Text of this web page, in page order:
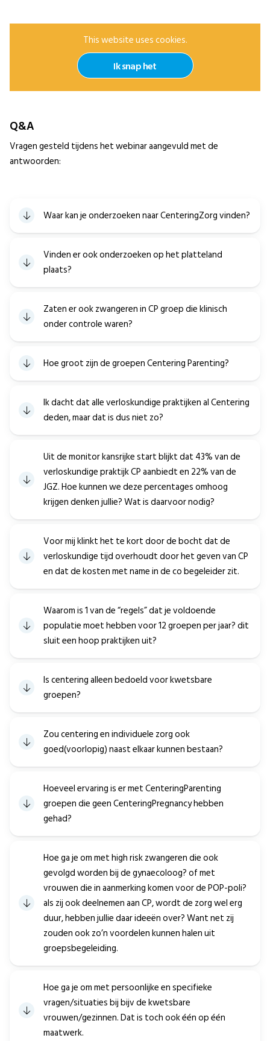
This website uses cookies.
Ik snap het
Q&A
Vragen gesteld tijdens het webinar aangevuld met de
antwoorden:
Waar kan je onderzoeken naar CenteringZorg vinden?
Vinden er ook onderzoeken op het platteland
plaats?
Zaten er ook zwangeren in CP groep die klinisch
onder controle waren?
Hoe groot zijn de groepen Centering Parenting?
Ik dacht dat alle verloskundige praktijken al Centering
deden, maar dat is dus niet zo?
Uit de monitor kansrijke start blijkt dat 43% van de
verloskundige praktijk CP aanbiedt en 22% van de
JGZ. Hoe kunnen we deze percentages omhoog
krijgen denken jullie? Wat is daarvoor nodig?
Voor mij klinkt het te kort door de bocht dat de
verloskundige tijd overhoudt door het geven van CP
en dat de kosten met name in de co begeleider zit.
Waarom is 1 van de “regels” dat je voldoende
populatie moet hebben voor 12 groepen per jaar? dit
sluit een hoop praktijken uit?
Is centering alleen bedoeld voor kwetsbare
groepen?
Zou centering en individuele zorg ook
goed(voorlopig) naast elkaar kunnen bestaan?
Hoeveel ervaring is er met CenteringParenting
groepen die geen CenteringPregnancy hebben
gehad?
Hoe ga je om met high risk zwangeren die ook
gevolgd worden bij de gynaecoloog? of met
vrouwen die in aanmerking komen voor de POP-poli?
als zij ook deelnemen aan CP, wordt de zorg wel erg
duur, hebben jullie daar ideeën over? Want net zij
zouden ook zo’n voordelen kunnen halen uit
groepsbegeleiding.
Hoe ga je om met persoonlijke en specifieke
vragen/situaties bij bijv de kwetsbare
vrouwen/gezinnen. Dat is toch ook één op één
maatwerk.